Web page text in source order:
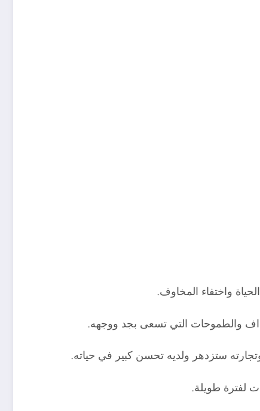
واختفاء المخاوف.
والطموحات التي تسعى بجد ووجهه.
ستزدهر ولديه تحسن كبير في حياته.
لفترة طويلة.